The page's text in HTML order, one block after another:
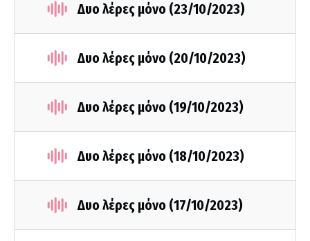
Δυο λέρες μόνο (23/10/2023)
Δυο λέρες μόνο (20/10/2023)
Δυο λέρες μόνο (19/10/2023)
Δυο λέρες μόνο (18/10/2023)
Δυο λέρες μόνο (17/10/2023)